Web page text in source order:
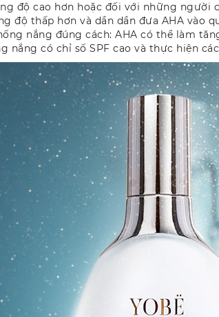
độ cao hơn hoặc đối với những
độ thấp hơn và dần dần đưa AHA vào
nắng đúng cách: AHA có thể làm
có chỉ số SPF cao và thực hiện